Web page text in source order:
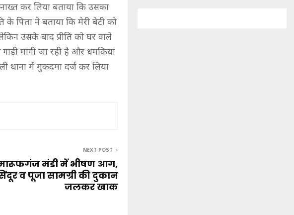
कर लिया बताया कि उसका
पिता ने बताया कि मेरी बेटी को
उसके बाद प्रीति को घर वाले
मांगी जा रही है और धमकियां
थाना में मुकदमा दर्ज कर लिया
NEXT POST
मंडी में भीषण आग,
व पूजा सामग्री की दुकान
जलकर खाक